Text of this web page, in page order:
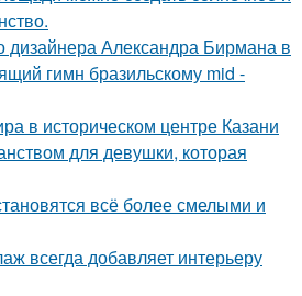
дизайнера Александра Бирмана в
гимн бразильскому mid -
в историческом центре Казани
для девушки, которая
всё более смелыми и
всегда добавляет интерьеру